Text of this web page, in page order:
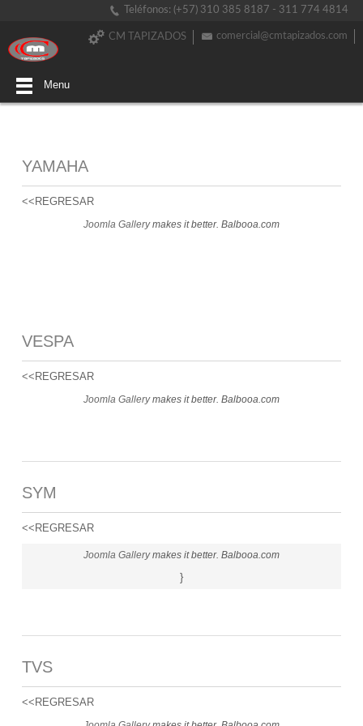
Teléfonos: (+57) 310 385 8187 - 311 774 4814
comercial@cmtapizados.com
CM TAPIZADOS
Menu
YAMAHA
<<REGRESAR
Joomla Gallerymakes it better. Balbooa.com
VESPA
<<REGRESAR
Joomla Gallerymakes it better. Balbooa.com
SYM
<<REGRESAR
Joomla Gallerymakes it better. Balbooa.com
}
TVS
<<REGRESAR